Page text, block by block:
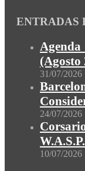
ENTRADAS
(Agosto
31/07/2026
24/07/2026
10/07/2026